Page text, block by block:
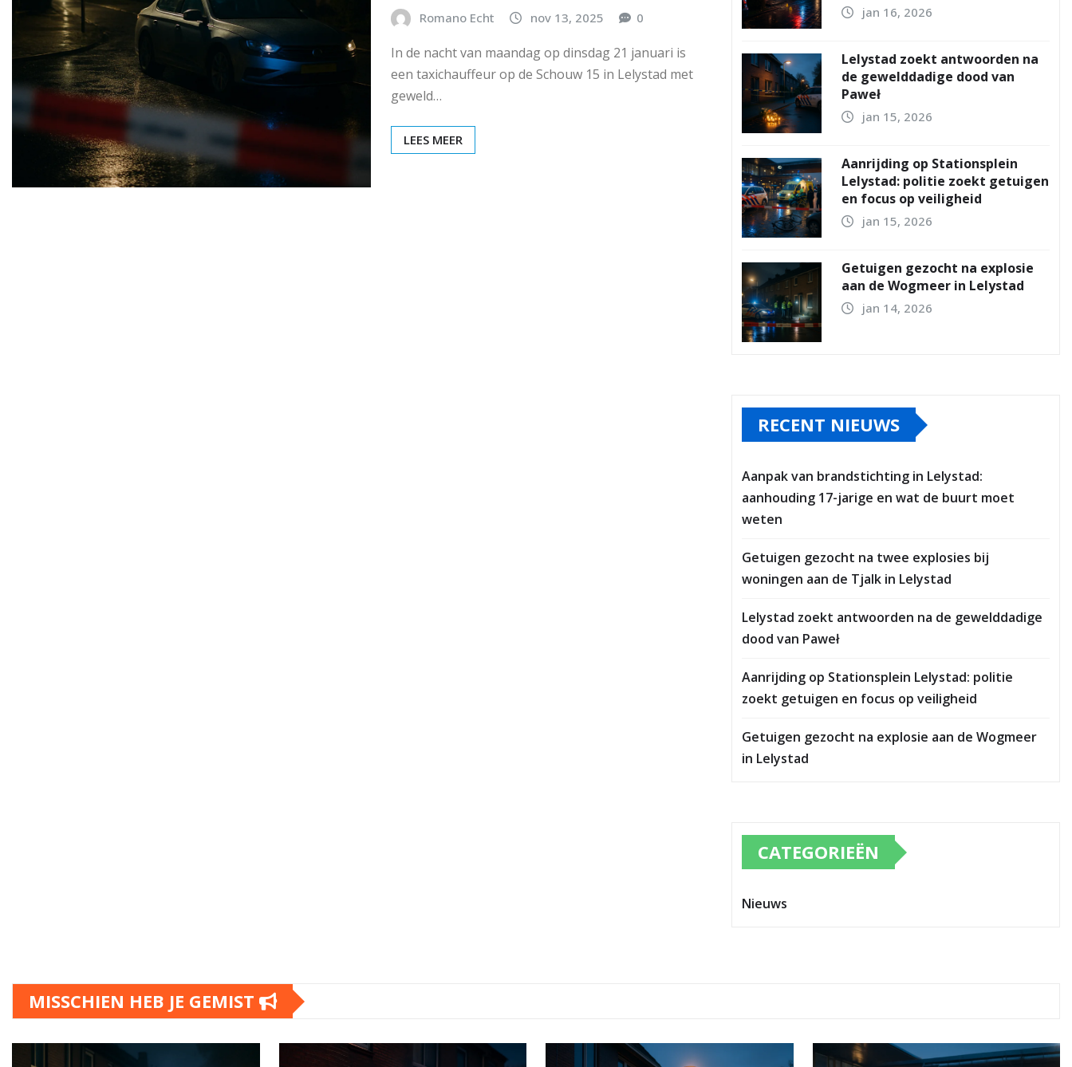
Romano Echt nov 13, 2025 0
In de nacht van maandag op dinsdag 21 januari is
een taxichauffeur op de Schouw 15 in Lelystad met
geweld…
LEES MEER
jan 16, 2026
Lelystad zoekt antwoorden na
de gewelddadige dood van
Paweł
jan 15, 2026
Aanrijding op Stationsplein
Lelystad: politie zoekt getuigen
en focus op veiligheid
jan 15, 2026
Getuigen gezocht na explosie
aan de Wogmeer in Lelystad
jan 14, 2026
RECENT NIEUWS
Aanpak van brandstichting in Lelystad:
aanhouding 17-jarige en wat de buurt moet
weten
Getuigen gezocht na twee explosies bij
woningen aan de Tjalk in Lelystad
Lelystad zoekt antwoorden na de gewelddadige
dood van Paweł
Aanrijding op Stationsplein Lelystad: politie
zoekt getuigen en focus op veiligheid
Getuigen gezocht na explosie aan de Wogmeer
in Lelystad
CATEGORIEËN
Nieuws
MISSCHIEN HEB JE GEMIST